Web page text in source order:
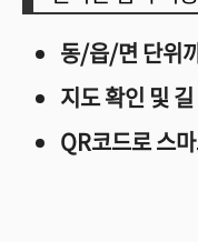
동/읍/면 단위
지도 확인 및
QR코드로 스